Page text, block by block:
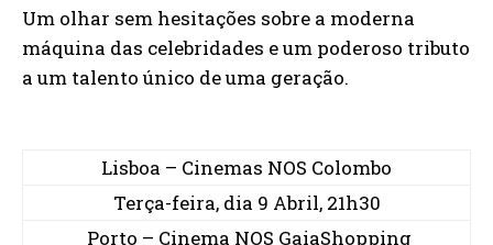
Um olhar sem hesitações sobre a moderna
máquina das celebridades e um poderoso tributo
a um talento único de uma geração.
Lisboa – Cinemas NOS Colombo
Terça-feira, dia 9 Abril, 21h30
Porto – Cinema NOS GaiaShopping